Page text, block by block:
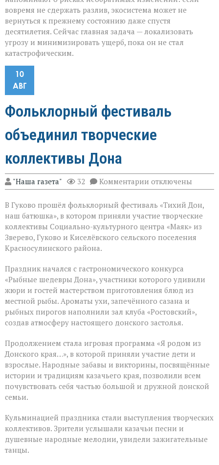
вовремя не сдержать разлив, экосистема может не
вернуться к прежнему состоянию даже спустя
десятилетия. Сейчас главная задача — локализовать
угрозу и минимизировать ущерб, пока он не стал
катастрофическим.
10
АВГ
Фольклорный фестиваль
объединил творческие
коллективы Дона
"Наша газета" 32 Комментарии к
записи
фестиваль
объединил
творческие
коллективы
Дона
отключены
В Гуково прошёл фольклорный фестиваль «Тихий Дон,
наш батюшка», в котором приняли участие творческие
коллективы Социально-культурного центра «Маяк» из
Зверево, Гуково и Киселёвского сельского поселения
Красносулинского района.
Праздник начался с гастрономического конкурса
«Рыбные шедевры Дона», участники которого удивили
жюри и гостей мастерством приготовления блюд из
местной рыбы. Ароматы ухи, запечённого сазана и
рыбных пирогов наполнили зал клуба «Ростовский»,
создав атмосферу настоящего донского застолья.
Продолжением стала игровая программа «Я родом из
Донского края…», в которой приняли участие дети и
взрослые. Народные забавы и викторины, посвящённые
истории и традициям казачьего края, позволили всем
почувствовать себя частью большой и дружной донской
семьи.
Кульминацией праздника стали выступления творческих
коллективов. Зрители услышали казачьи песни и
душевные народные мелодии, увидели зажигательные
танцы.